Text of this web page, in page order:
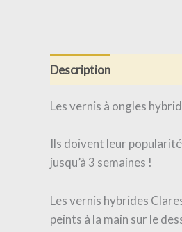
Description
Les vernis à ongles
Ils doivent leur
jusqu’à 3 semaines !
Les vernis hybrides
peints à la main sur le